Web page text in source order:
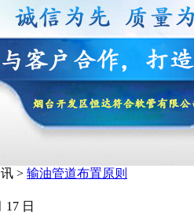
> 输油管道布置原则
17 日